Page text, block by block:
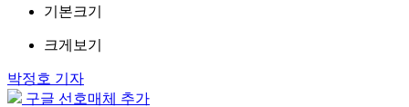
기본크기
크게보기
박정호 기자
구글 선호매체 추가